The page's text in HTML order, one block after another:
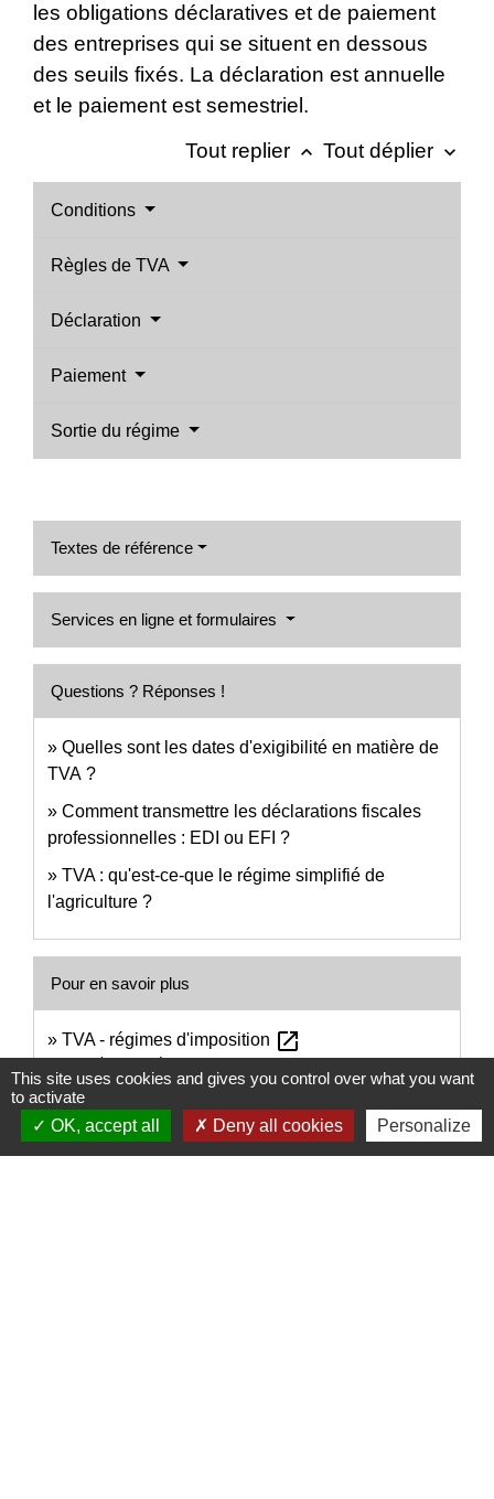
les obligations déclaratives et de paiement
des entreprises qui se situent en dessous
des seuils fixés. La déclaration est annuelle
et le paiement est semestriel.
Tout replier keyboard_arrow_up Tout déplier keyboard_arrow_down
Conditions
Règles de TVA
Déclaration
Paiement
Sortie du régime
Textes de référence
Services en ligne et formulaires
Questions ? Réponses !
Quelles sont les dates d'exigibilité en matière de
TVA ?
Comment transmettre les déclarations fiscales
professionnelles : EDI ou EFI ?
TVA : qu'est-ce-que le régime simplifié de
l'agriculture ?
Pour en savoir plus
TVA - régimes d'imposition open_in_new
Ministère chargé des finances
Signaler une erreur sur cette page
This site uses cookies and gives you control over what you want
to activate
OK, accept all
Deny all cookies Personalize